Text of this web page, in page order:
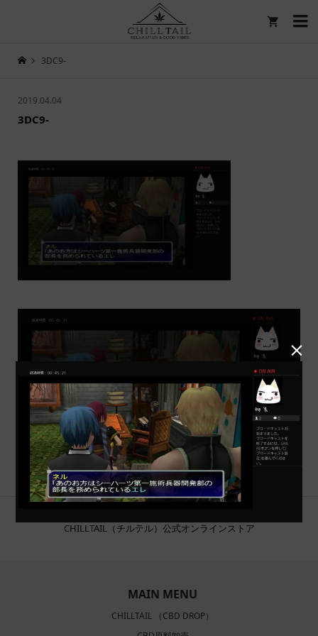

3DC9-
2019.04.04
3DC9-
CHILLTAIL（チルテル）公式オンラインストア
MAIN MENU
CHILLTAIL （CBD DROP）
